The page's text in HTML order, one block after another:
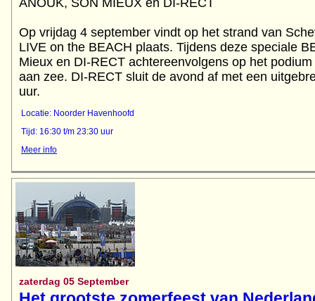
ANOUK, SON MIEUX en DI-RECT
Op vrijdag 4 september vindt op het strand van
LIVE on the BEACH plaats. Tijdens deze speciale
Mieux en DI-RECT achtereenvolgens op het
aan zee. DI-RECT sluit de avond af met een
uur.
Locatie: Noorder Havenhoofd
Tijd: 16:30 t/m 23:30 uur
Meer info
zaterdag 05 September